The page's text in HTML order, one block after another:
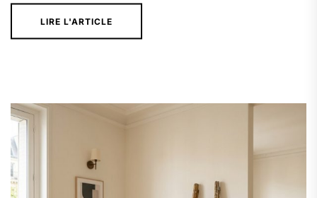
LIRE L'ARTICLE